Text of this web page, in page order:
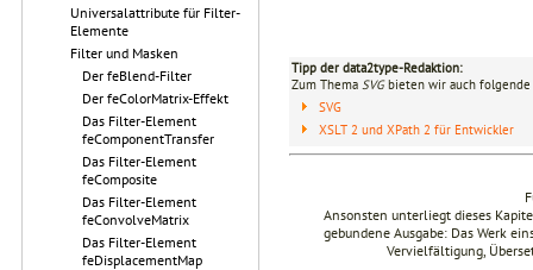
Universalattribute für Filter-
Elemente
Filter und Masken
Der feBlend-Filter
Der feColorMatrix-Effekt
Das Filter-Element
feComponentTransfer
Das Filter-Element
feComposite
Das Filter-Element
feConvolveMatrix
Das Filter-Element
feDisplacementMap
Tipp der data2type-Redaktion:
Zum Thema SVGbieten wir auch folgende
SVG
XSLT 2 und XPath 2 für Entwickler
Ansonsten unterliegt dieses
gebundene Ausgabe: Das Werk
Vervielfältigung,